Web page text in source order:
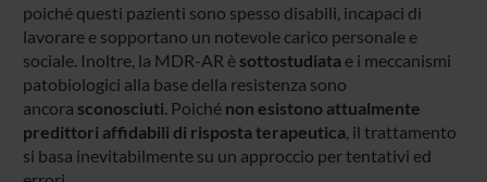
poiché questi pazienti sono spesso disabili, incapaci di
lavorare e sopportano un notevole carico personale e
sociale. Inoltre, la MDR-AR è sottostudiatae i meccanismi
patobiologici alla base della resistenza sono
ancora sconosciuti. Poiché non esistono attualmente
predittori affidabili di risposta terapeutica, il trattamento
si basa inevitabilmente su un approccio per tentativi ed